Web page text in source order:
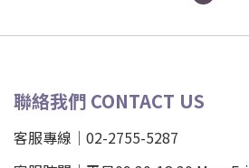
聯絡我們 CONTACT US
客服專線｜02-2755-5287